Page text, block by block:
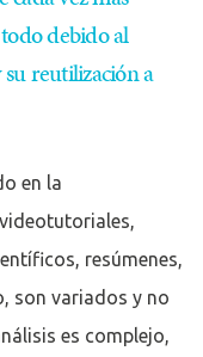
debido al
reutilización a
en la
resúmenes,
son variados y no
es complejo,